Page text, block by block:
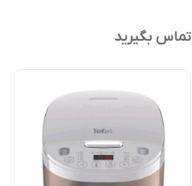
تماس بگیرید